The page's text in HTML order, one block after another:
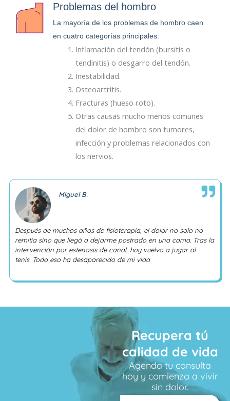
Problemas del hombro
La mayoría de los problemas de hombro caen
en cuatro categorías principales:
Inflamación del tendón (bursitis o
tendinitis) o desgarro del tendón.
Inestabilidad.
Osteoartritis.
Fracturas (hueso roto).
Otras causas mucho menos comunes
del dolor de hombro son tumores,
infección y problemas relacionados con
los nervios.
Miguel B.
Después de muchos años de fisioterapia, el dolor no solo no
remitía sino que llegó a dejarme postrado en una cama. Tras la
intervención por estenosis de canal, hoy vuelvo a jugar al
tenis. Todo eso ha desaparecido de mi vida
Recupera tú
calidad de vida
Agenda tu consulta
hoy y comienza a vivir
sin dolor.